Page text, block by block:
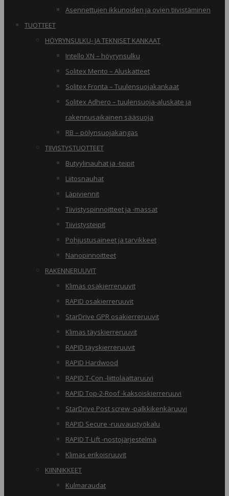
Asennettujen ikkunoiden ja ovien tiivistäminen
TUOTTEET
HÖYRYNSULKU- JA TEKNISET KANKAAT
Intello XN – höyrynsulku
Solitex Mento – Aluskatteet
Solitex Fronta – Tuulensuojakankaat
Solitex Adhero – tuulensuoja-aluskate ja
rakennusaikainen sääsuoja
RB – pölynsuojakangas
TIIVISTYSTUOTTEET
Butyylinauhat ja -teipit
Liitosnauhat
Läpiviennit
Tiivistyspinnoitteet ja -massat
Tiivistysteipit
Pohjustusaineet ja tarvikkeet
Nanopinnoitteet
RAKENNERUUVIT
Klimas osakierreruuvit
RAPID osakierreruuvit
StarDrive GPR osakierreruuvit
Klimas täyskierreruuvit
RAPID täyskierreruuvit
RAPID Hardwood
RAPID T-Con -liittolaattaruuvi
RAPID Top-2-Roof -kaksoiskierreruuvi
StarDrive Post screw -palkkikenkäruuvi
RAPID Secure -ruuvaustyökalu
RAPID T-Lift -nostojärjestelmä
Klimas erikoisruuvit
KIINNIKKEET
Kulmaraudat